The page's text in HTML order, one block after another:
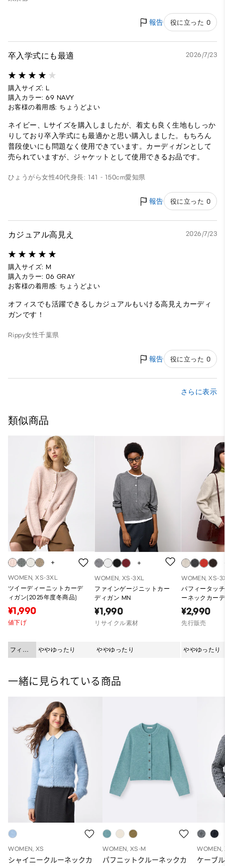
報告 役に立った 0
卒入学式にも最適 2026/7/23
購入サイズ: L
購入カラー: 69 NAVY
お客様の着用感: ちょうどよい
ネイビー、Lサイズを購入しましたが、着丈も良く生地もしっか
りしており卒入学式にも最適かと思い購入しました。もちろん
普段使いにも問題なく使用できています。カーディガンとして
売られていますが、ジャケットとして使用できるお品です。
ひょうがら女性40代身長: 141 - 150cm愛知県
報告 役に立った 0
カジュアル高見え 2026/7/23
購入サイズ: M
購入カラー: 06 GRAY
お客様の着用感: ちょうどよい
オフィスでも活躍できるしカジュアルもいける高見えカーディ
ガンです！
Rippy女性千葉県
報告 役に立った 0
さらに表示
類似商品
WOMEN, XS-3XL
ツイーディーニットカーデ
ィガン(2025年度冬商品)
¥1,990
値下げ
フィッ
ト
ややゆったり
WOMEN, XS-3XL
ファインゲージニットカー
ディガン MN
¥1,990
リサイクル素材
ややゆったり
WOMEN, XS-
パフィータッ
ーネックカー
¥2,990
先行販売
ややゆったり
一緒に見られている商品
WOMEN, XS
シャイニークルーネックカ
WOMEN, XS-M
パフニットクルーネックカ
WOMEN,
ケーブ